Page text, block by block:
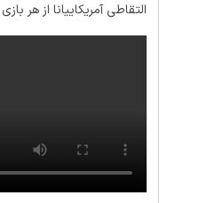
التقاطی آمریکاییانا از هر